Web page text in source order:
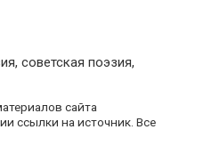
советская поэзия,
сайта
ссылки на источник. Все